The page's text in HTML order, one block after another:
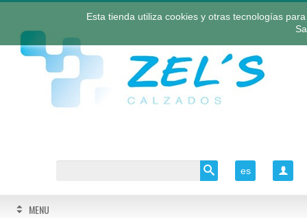

es
MENU
Esta tienda utiliza cookies y otras tecnologías